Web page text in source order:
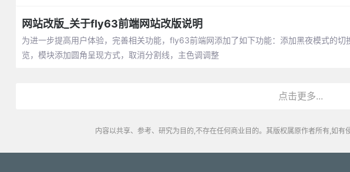
网站改版_关于fly63前端网站改版说明
为进一步提高用户体验，完善相关功能，fly63前端网添加了如下功能：添加黑夜模式的
览，模块添加圆角呈现方式，取消分割线，主色调调整
点击更多...
内容以共享、参考、研究为目的,不存在任何商业目的。其版权属原作者所有,如